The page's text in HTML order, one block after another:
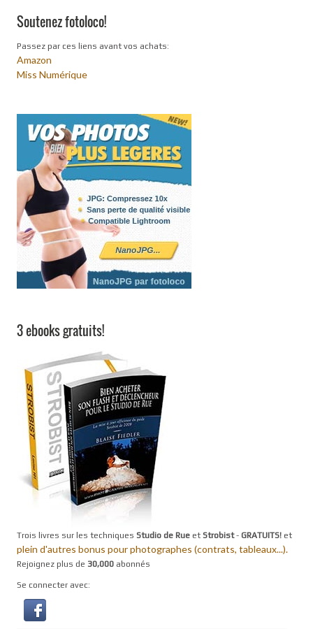
Soutenez fotoloco!
Passez par ces liens avant vos achats:
Amazon
Miss Numérique
3 ebooks gratuits!
Trois livres sur les techniques Studio de Rue et Strobist- GRATUITS! et
plein d'autres bonus pour photographes (contrats, tableaux...).
Rejoignez plus de 30,000 abonnés
Se connecter avec: